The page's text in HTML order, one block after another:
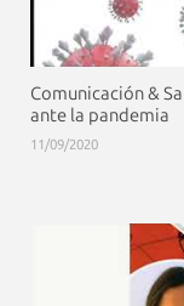
Comunicación &
ante la pandemia
11/09/2020